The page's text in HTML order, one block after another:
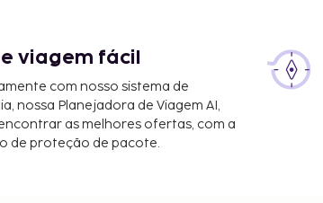
County) - 54,5 km/33,8 mi
km/121,5 mi
acesso ao Wi-Fi. Há
seu dispor, incluindo uma
e um campo de ténis
viagem fácil
com nosso sistema de
nossa Planejadora de Viagem AI,
as melhores ofertas, com a
de proteção de pacote.